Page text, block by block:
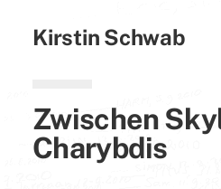
Kirstin Schwab
Zwischen
Charybdis